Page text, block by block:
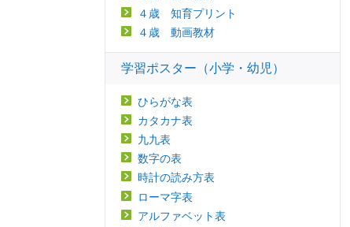
４歳 知育プリント
４歳 動画教材
学習ポスター（小学・幼児）
ひらがな表
カタカナ表
九九表
数字の表
時計の読み方表
ローマ字表
アルファベット表